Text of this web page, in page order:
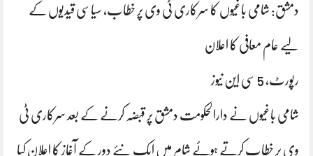
دمشق: شامی باغیوں کا سرکاری ٹی وی پر خطاب، سیاسی قیدیوں کے
لیے عام معافی کا اعلان
رپورٹ، 5 سی این نیوز
شامی باغیوں نے دارالحکومت دمشق پر قبضہ کرنے کے بعد سرکاری ٹی
وی پر خطاب کرتے ہوئے شام میں ایک نئے دور کے آغاز کا اعلان کیا